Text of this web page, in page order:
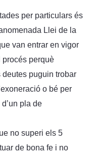
per particulars és
Llei de la
van entrar en vigor
perquè
puguin trobar
o bé per
pla de
no superi els 5
de bona fe i no